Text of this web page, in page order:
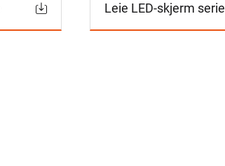
Leie LED-skjerm serie